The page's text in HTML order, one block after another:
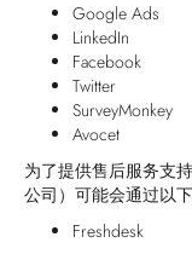
Google Ads
LinkedIn
Facebook
Twitter
SurveyMonkey
Avocet
为了提供售后服务支
公司）可能会通过以
Freshdesk